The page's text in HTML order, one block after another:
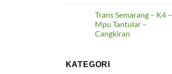
RSND
Elisabeth
–
Taman
on
Trans
Semarang
–
–
Trans Semarang – K4 –
Mpu Tantular –
Cangkiran
Trans
Semarang
KATEGORI